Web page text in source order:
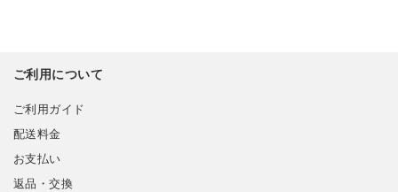
ご利用について
ご利用ガイド
配送料金
お支払い
返品・交換